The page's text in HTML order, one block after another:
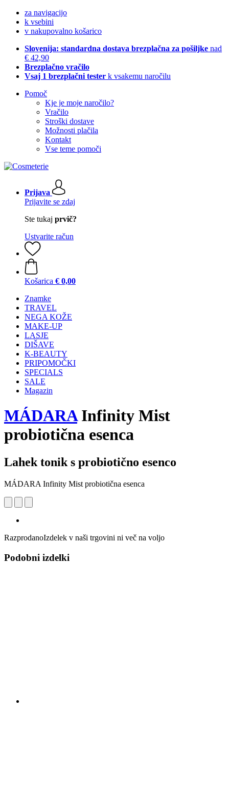
za navigacijo
k vsebini
v nakupovalno košarico
Slovenija: standardna dostava brezplačna za pošiljke nad
€ 42,90
Brezplačno vračilo
Vsaj 1 brezplačni tester k vsakemu naročilu
Pomoč
Kje je moje naročilo?
Vračilo
Stroški dostave
Možnosti plačila
Kontakt
Vse teme pomoči
Prijava
Prijavite se zdaj
Ste tukaj prvič?
Ustvarite račun
Košarica € 0,00
Znamke
TRAVEL
NEGA KOŽE
MAKE-UP
LASJE
DIŠAVE
K-BEAUTY
PRIPOMOČKI
SPECIALS
SALE
Magazin
MÁDARAInfinity Mist
probiotična esenca
Lahek tonik s probiotično esenco
MÁDARA Infinity Mist probiotična esenca
RazprodanoIzdelek v naši trgovini ni več na voljo
Podobni izdelki